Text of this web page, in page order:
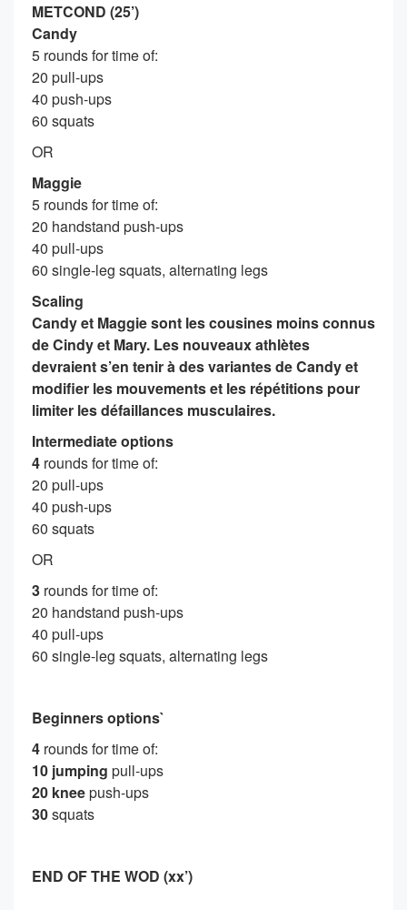
METCOND (25’)
Candy
5 rounds for time of:
20 pull-ups
40 push-ups
60 squats
OR
Maggie
5 rounds for time of:
20 handstand push-ups
40 pull-ups
60 single-leg squats, alternating legs
Scaling
Candy et Maggie sont les cousines moins connus
de Cindy et Mary. Les nouveaux athlètes
devraient s’en tenir à des variantes de Candy et
modifier les mouvements et les répétitions pour
limiter les défaillances musculaires.
Intermediate options
4 rounds for time of:
20 pull-ups
40 push-ups
60 squats
OR
3 rounds for time of:
20 handstand push-ups
40 pull-ups
60 single-leg squats, alternating legs
Beginners options`
4 rounds for time of:
10 jumping pull-ups
20 kneepush-ups
30squats
END OF THE WOD (xx’)